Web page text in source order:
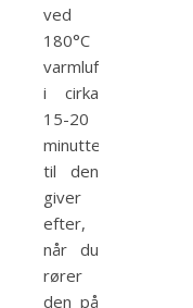
ved
180°C
varmluft
i cirka
15-20
minutter
til den
giver
efter,
når du
rører
den på